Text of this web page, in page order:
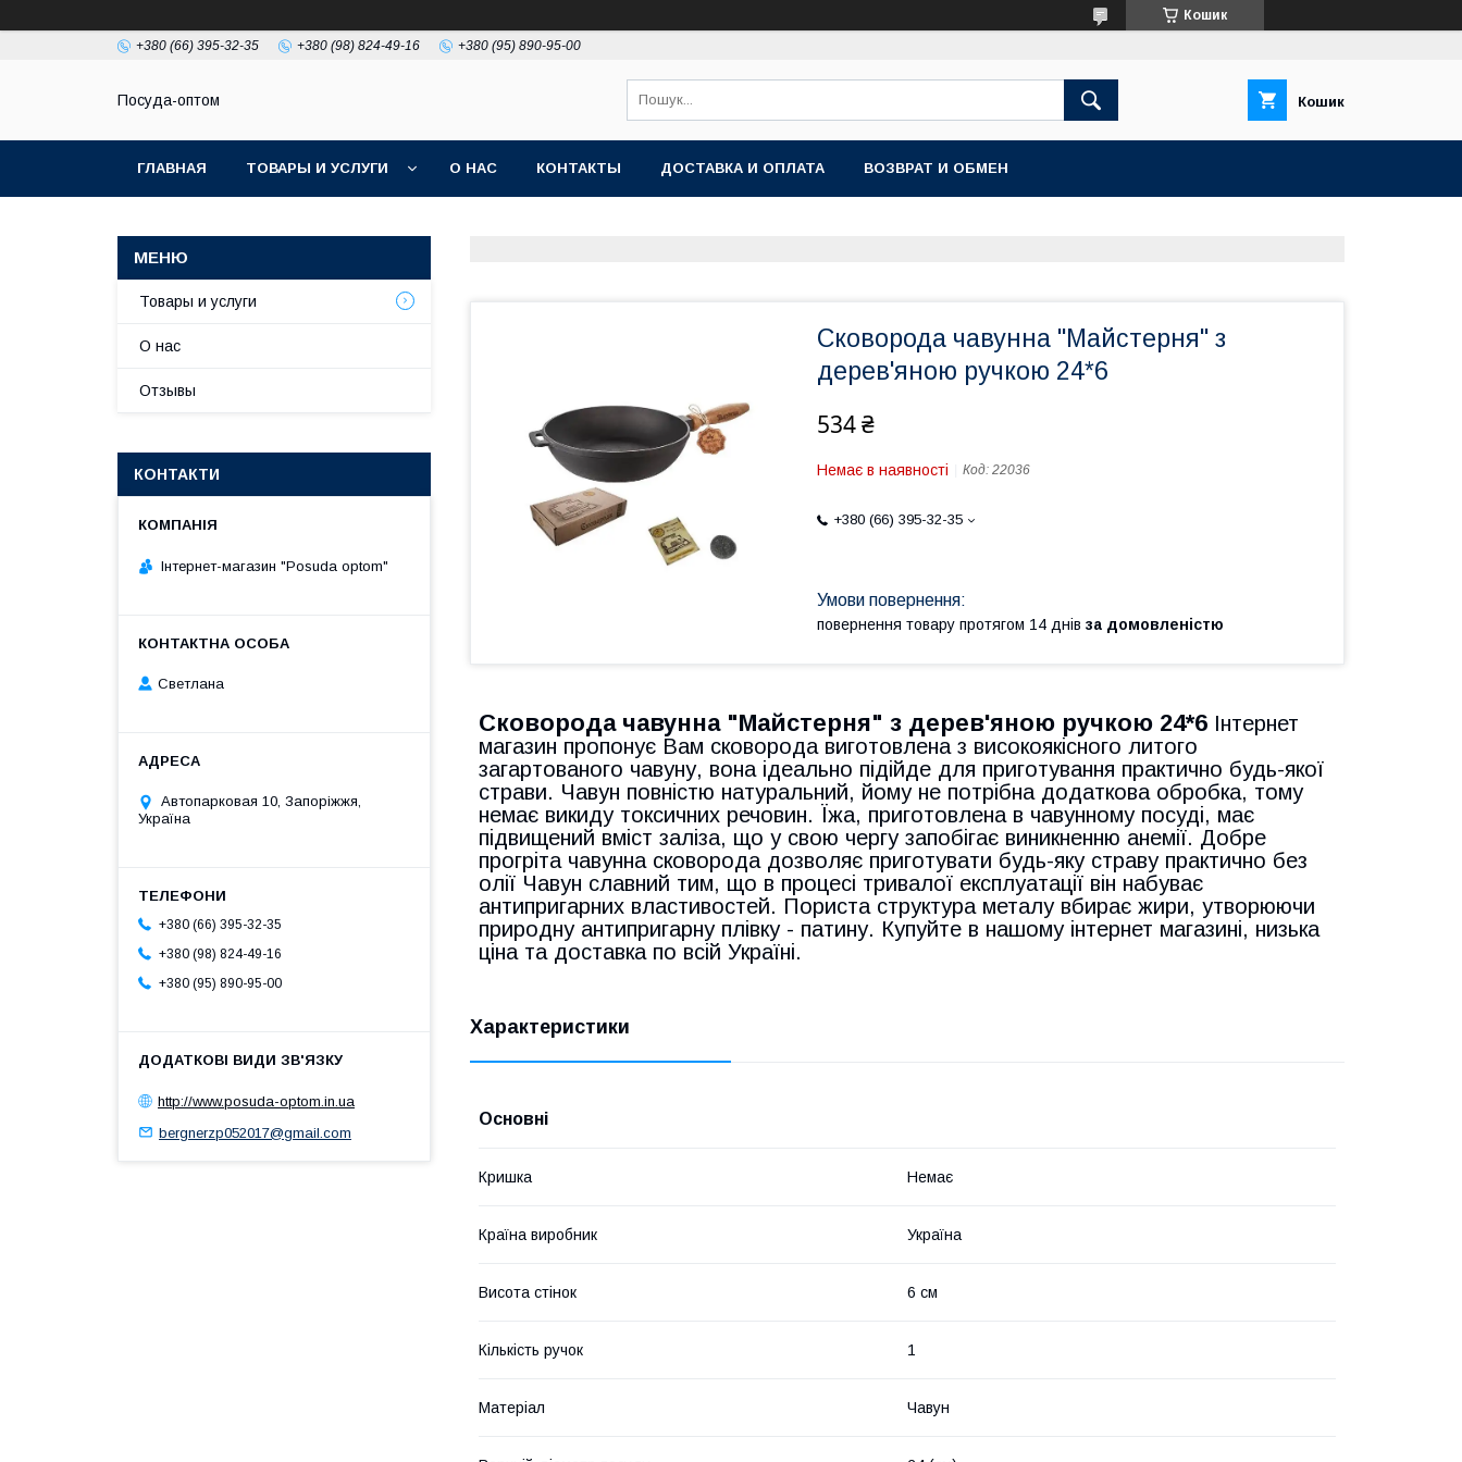
Кошик
+380 (66) 395-32-35 +380 (98) 824-49-16 +380 (95) 890-95-00
Посуда-оптом Кошик
ГЛАВНАЯ ТОВАРЫ И УСЛУГИ О НАС КОНТАКТЫ ДОСТАВКА И ОПЛАТА ВОЗВРАТ И ОБМЕН
Сковорода чавунна "Майстерня" з
дерев'яною ручкою 24*6
534 ₴
Немає в наявності Код: 22036
+380 (66) 395-32-35
повернення товару протягом 14 днів за домовленістю
Сковорода чавунна "Майстерня" з дерев'яною ручкою 24*6 Інтернет
магазин пропонує Вам сковорода виготовлена ​​з високоякісного литого
загартованого чавуну, вона ідеально підійде для приготування практично будь-якої
страви. Чавун повністю натуральний, йому не потрібна додаткова обробка, тому
немає викиду токсичних речовин. Їжа, приготовлена ​​в чавунному посуді, має
підвищений вміст заліза, що у свою чергу запобігає виникненню анемії. Добре
прогріта чавунна сковорода дозволяє приготувати будь-яку страву практично без
олії Чавун славний тим, що в процесі тривалої експлуатації він набуває
антипригарних властивостей. Пориста структура металу вбирає жири, утворюючи
природну антипригарну плівку - патину. Купуйте в нашому інтернет магазині, низька
ціна та доставка по всій Україні.
Характеристики
Основні
Кришка Немає
Країна виробник Україна
Висота стінок 6 см
Кількість ручок 1
Матеріал Чавун
Товары и услуги
О нас
Отзывы
КОНТАКТИ
Інтернет-магазин "Posuda optom"
Светлана
Автопарковая 10, Запоріжжя,
Україна
+380 (66) 395-32-35
+380 (98) 824-49-16
+380 (95) 890-95-00
http://www.posuda-optom.in.ua
bergnerzp052017@gmail.com